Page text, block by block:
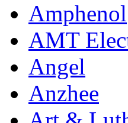
Amphenol
AMT
Angel
Anzhee